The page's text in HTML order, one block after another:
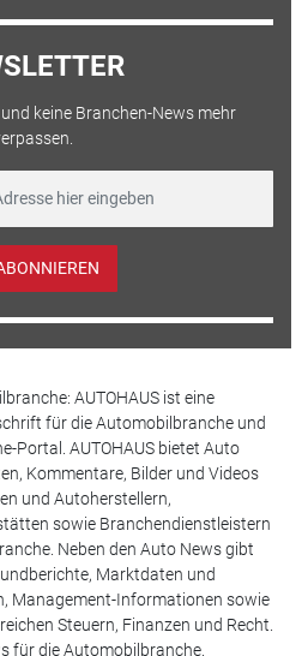
keine Branchen-News mehr
AUTOHAUS ist eine
für die Automobilbranche und
Portal. AUTOHAUS bietet Auto
Kommentare, Bilder und Videos
und Autoherstellern,
sowie Branchendienstleistern
Neben den Auto News gibt
Marktdaten und
Management-Informationen sowie
Steuern, Finanzen und Recht.
für die Automobilbranche.